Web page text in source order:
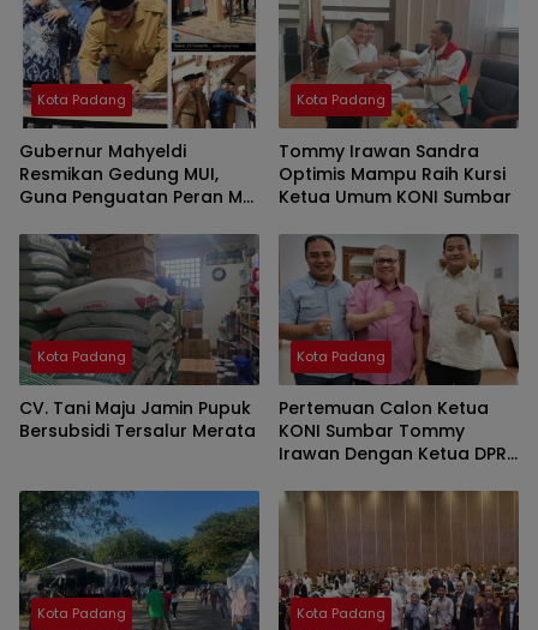
Kota Padang
Gubernur Mahyeldi
Resmikan Gedung MUI,
Guna Penguatan Peran MUI
Umat
Kota Padang
Tommy Irawan Sandra
Optimis Mampu Raih Kursi
Ketua Umum KONI Sumbar
Kota Padang
CV. Tani Maju Jamin Pupuk
Bersubsidi Tersalur Merata
Kota Padang
Pertemuan Calon Ketua
KONI Sumbar Tommy
Irawan Dengan Ketua DPRD
Kekeluargaan
Kota Padang Kota Padang